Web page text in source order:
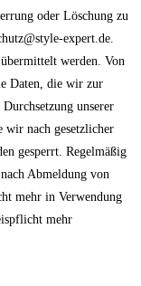
oder Löschung zu
expert.de.
werden. Von
Daten, die wir zur
unserer
wir nach gesetzlicher
gesperrt. Regelmäßig
Abmeldung von
mehr in Verwendung
mehr